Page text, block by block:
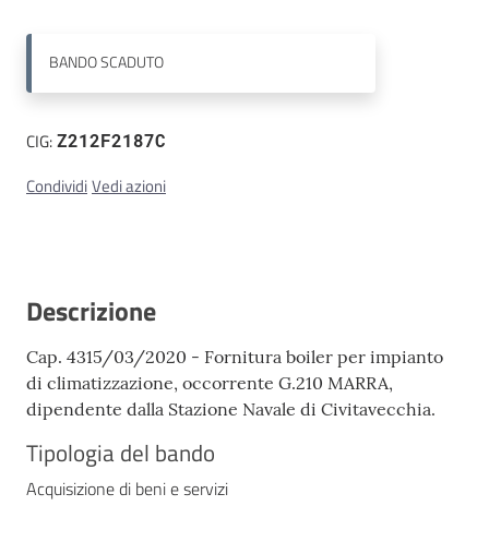
BANDOSCADUTO
CIG:Z212F2187C
CondividiVedi azioni
Descrizione
Cap. 4315/03/2020 - Fornitura boiler per impianto
di climatizzazione, occorrente G.210 MARRA,
dipendente dalla Stazione Navale di Civitavecchia.
Tipologia del bando
Acquisizione di beni e servizi